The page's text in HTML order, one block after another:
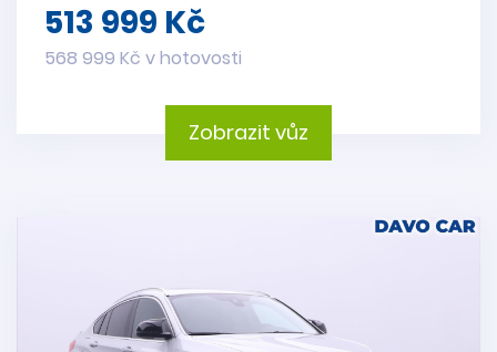
513 999 Kč
568 999 Kč v hotovosti
Zobrazit vůz